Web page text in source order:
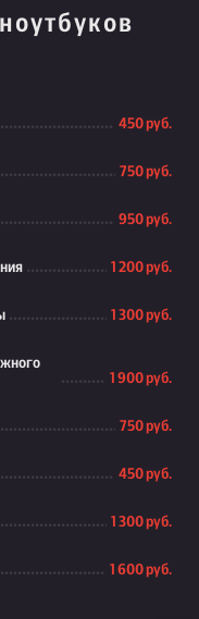
450 руб.
750 руб.
950 руб.
1 200 руб.
1 300 руб.
1 900 руб.
750 руб.
450 руб.
1 300 руб.
1 600 руб.